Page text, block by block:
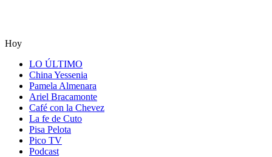
Hoy
LO ÚLTIMO
China Yessenia
Pamela Almenara
Ariel Bracamonte
Café con la Chevez
La fe de Cuto
Pisa Pelota
Pico TV
Podcast